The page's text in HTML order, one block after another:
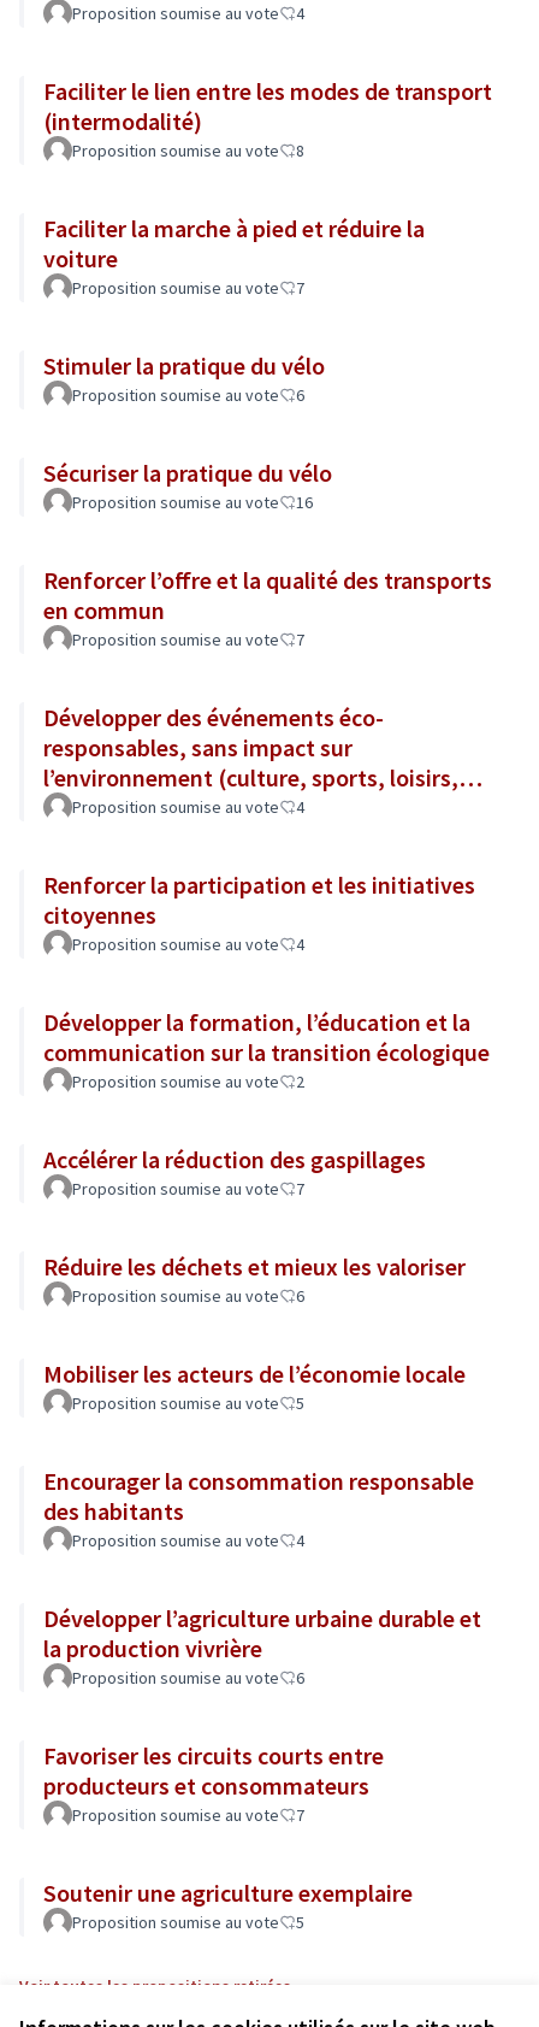
Proposition soumise au vote 4
Faciliter le lien entre les modes de transport
(intermodalité)
Proposition soumise au vote 8
Faciliter la marche à pied et réduire la
voiture
Proposition soumise au vote 7
Stimuler la pratique du vélo
Proposition soumise au vote 6
Sécuriser la pratique du vélo
Proposition soumise au vote 16
Renforcer l’offre et la qualité des transports
en commun
Proposition soumise au vote 7
Développer des événements éco-
responsables, sans impact sur
l’environnement (culture, sports, loisirs,
tourisme...)
Proposition soumise au vote 4
Renforcer la participation et les initiatives
citoyennes
Proposition soumise au vote 4
Développer la formation, l’éducation et la
communication sur la transition écologique
Proposition soumise au vote 2
Accélérer la réduction des gaspillages
Proposition soumise au vote 7
Réduire les déchets et mieux les valoriser
Proposition soumise au vote 6
Mobiliser les acteurs de l’économie locale
Proposition soumise au vote 5
Encourager la consommation responsable
des habitants
Proposition soumise au vote 4
Développer l’agriculture urbaine durable et
la production vivrière
Proposition soumise au vote 6
Favoriser les circuits courts entre
producteurs et consommateurs
Proposition soumise au vote 7
Soutenir une agriculture exemplaire
Proposition soumise au vote 5
Voir toutes les propositions retirées